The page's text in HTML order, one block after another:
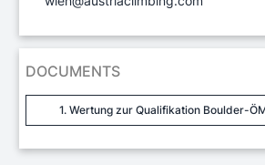
DOCUMENTS
1. Wertung zur Qualifikation Boulder-